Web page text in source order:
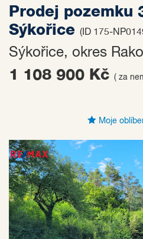
Prodej pozemku
Sýkořice (ID 175-
Sýkořice, okres
1 108 900 Kč ( za
Moje